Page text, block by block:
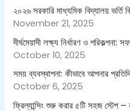
r
:
২০২৬ সরকারি মাধ্যমিক বিদ্যালয় ভর্তি
November 21, 2025
দীর্ঘমেয়াদী লক্ষ্য নির্ধারণ ও পরিকল্পনা:
October 10, 2025
সময় ব্যবস্থাপনা: কীভাবে আপনার
October 6, 2025
ফ্রিল্যান্সিং শুরু করার ৫টি সহজ স্টেপ